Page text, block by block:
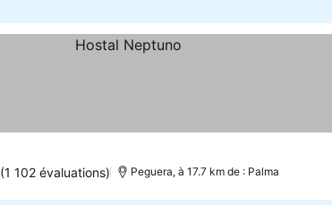
(1 102 évaluations) Peguera, à 17.7 km de : Palma